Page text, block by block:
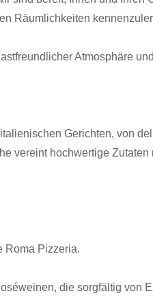
Räumlichkeiten
Atmosphäre
Gerichten, von
vereint hochwertige
Roma Pizzeria.
die sorgfältig von